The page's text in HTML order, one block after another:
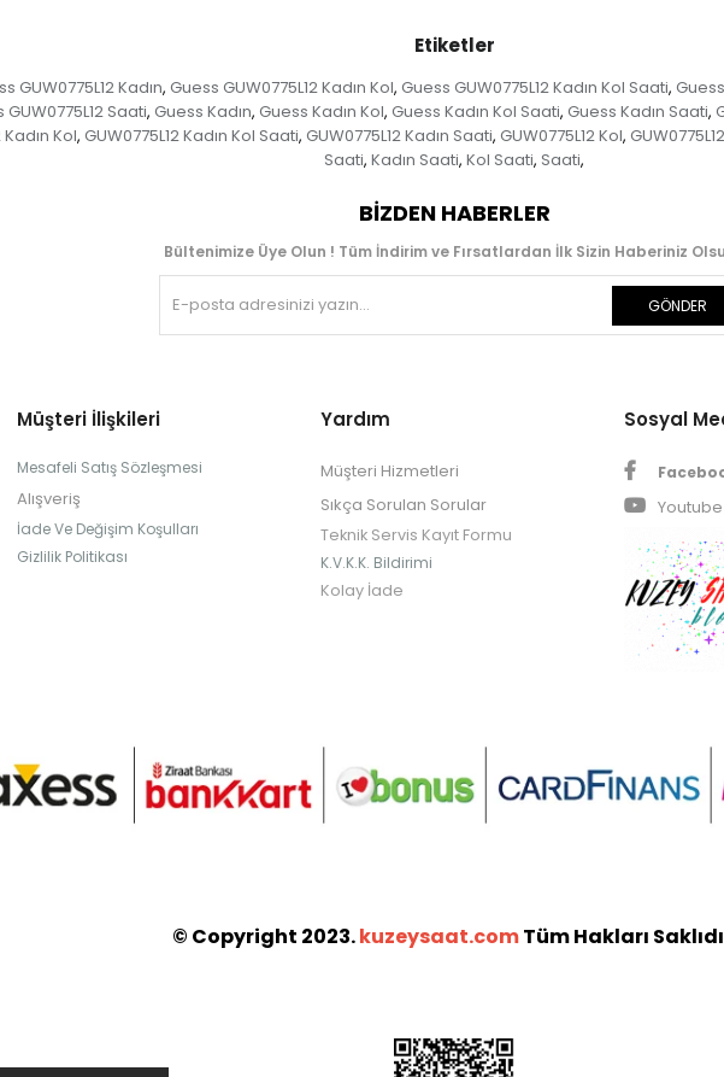
Etiketler
GUW0775L12 Kadın, Guess GUW0775L12 Kadın Kol, Guess GUW0775L12 Kadın Kol Saati,
GUW0775L12 Saati, Guess Kadın, Guess Kadın Kol, Guess Kadın Kol Saati, Guess Kadın Saati,
Kadın Kol, GUW0775L12 Kadın Kol Saati, GUW0775L12 Kadın Saati, GUW0775L12 Kol,
Saati, Kadın Saati, Kol Saati, Saati,
BIZDEN HABERLER
Bültenimize Üye Olun ! Tüm İndirim ve Fırsatlardan İlk Sizin Haberiniz
GÖNDER
Müşteri İlişkileri
Mesafeli Satış Sözleşmesi
Alışveriş
İade Ve Değişim Koşulları
Gizlilik Politikası
Yardım
Müşteri Hizmetleri
Sıkça Sorulan Sorular
Teknik Servis Kayıt Formu
K.V.K.K. Bildirimi
Kolay İade
Sosyal
Youtube
© Copyright 2023.kuzeysaat.comTüm Hakları